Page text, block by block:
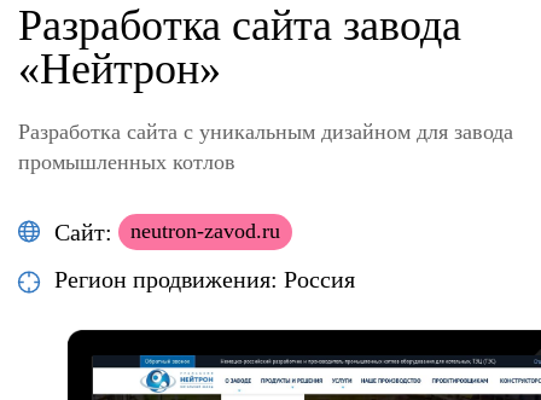
Разработка сайта завода
«Нейтрон»
Разработка сайта с уникальным дизайном для завода
промышленных котлов
Сайт: neutron-zavod.ru
Регион продвижения: Россия